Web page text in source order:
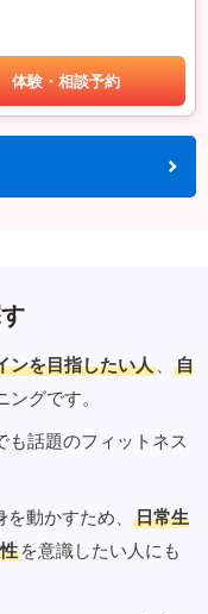
体験・相談予約
ンを目指したい人 、
自
グです。
も話題のフィットネス
動かすため、
日常生
を意識したい人にも